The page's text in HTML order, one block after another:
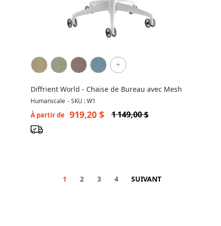
+
Diffrient World - Chaise de Bureau avec Mesh
Humanscale -SKU : W1
À partir de 919,20 $ 1 149,00 $
1 2 3 4 SUIVANT